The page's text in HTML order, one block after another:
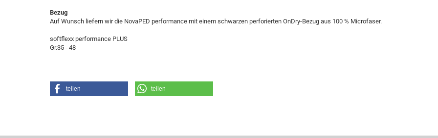
Bezug
Auf Wunsch liefern wir die NovaPED performance mit einem schwarzen perforierten OnDry-Bezug aus 100 % Microfaser.
softflexx performance PLUS
Gr.35 - 48
teilen teilen